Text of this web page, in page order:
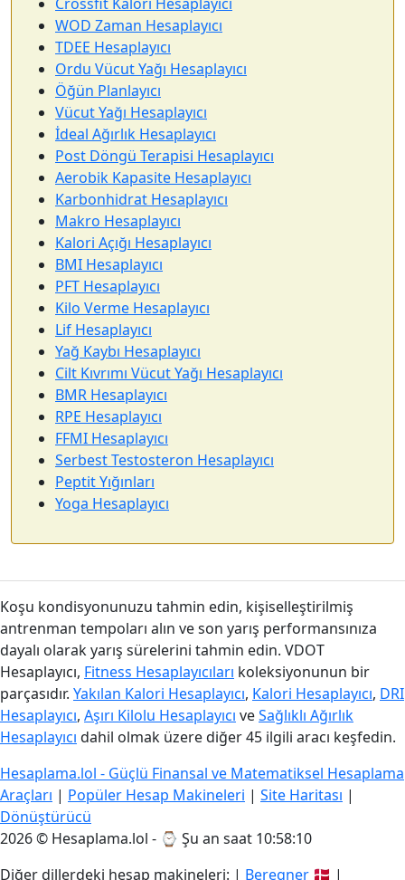
WOD Zaman Hesaplayıcı
TDEE Hesaplayıcı
Ordu Vücut Yağı Hesaplayıcı
Öğün Planlayıcı
Vücut Yağı Hesaplayıcı
İdeal Ağırlık Hesaplayıcı
Post Döngü Terapisi Hesaplayıcı
Aerobik Kapasite Hesaplayıcı
Karbonhidrat Hesaplayıcı
Makro Hesaplayıcı
Kalori Açığı Hesaplayıcı
BMI Hesaplayıcı
PFT Hesaplayıcı
Kilo Verme Hesaplayıcı
Lif Hesaplayıcı
Yağ Kaybı Hesaplayıcı
Cilt Kıvrımı Vücut Yağı Hesaplayıcı
BMR Hesaplayıcı
RPE Hesaplayıcı
FFMI Hesaplayıcı
Serbest Testosteron Hesaplayıcı
Peptit Yığınları
Yoga Hesaplayıcı
Koşu kondisyonunuzu tahmin edin, kişiselleştirilmiş
antrenman tempoları alın ve son yarış performansınıza
dayalı olarak yarış sürelerini tahmin edin. VDOT
Hesaplayıcı, Fitness Hesaplayıcıları koleksiyonunun bir
parçasıdır. Yakılan Kalori Hesaplayıcı, Kalori Hesaplayıcı, DRI
Hesaplayıcı, Aşırı Kilolu Hesaplayıcı veSağlıklı Ağırlık
Hesaplayıcı dahil olmak üzere diğer 45 ilgili aracı keşfedin.
Hesaplama.lol - Güçlü Finansal ve Matematiksel Hesaplama
Araçları | Popüler Hesap Makineleri | Site Haritası |
Dönüştürücü
2026 © Hesaplama.lol - ⌚ Şu an saat 10:58:11
Diğer dillerdeki hesap makineleri: | Beregner 🇩🇰 |